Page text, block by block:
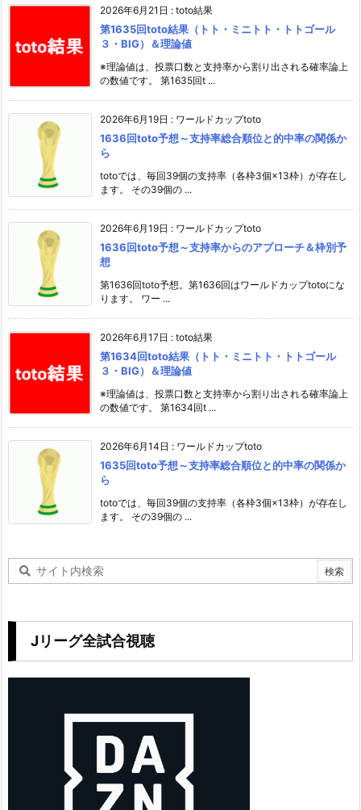
2026年6月21日 : toto結果
第1635回toto結果（トト・ミニトト・トトゴール
３・BIG）＆理論値
※理論値は、投票口数と支持率から割り出される確率論上
の数値です。 第1635回t ...
2026年6月19日 : ワールドカップtoto
1636回toto予想～支持率総合順位と的中率の関係か
ら
totoでは、毎回39個の支持率（各枠3個×13枠）が存在し
ます。 その39個の ...
2026年6月19日 : ワールドカップtoto
1636回toto予想～支持率からのアプローチ＆枠別予
想
第1636回toto予想。第1636回はワールドカップtotoにな
ります。 ワー ...
2026年6月17日 : toto結果
第1634回toto結果（トト・ミニトト・トトゴール
３・BIG）＆理論値
※理論値は、投票口数と支持率から割り出される確率論上
の数値です。 第1634回t ...
2026年6月14日 : ワールドカップtoto
1635回toto予想～支持率総合順位と的中率の関係か
ら
totoでは、毎回39個の支持率（各枠3個×13枠）が存在し
ます。 その39個の ...
Jリーグ全試合視聴